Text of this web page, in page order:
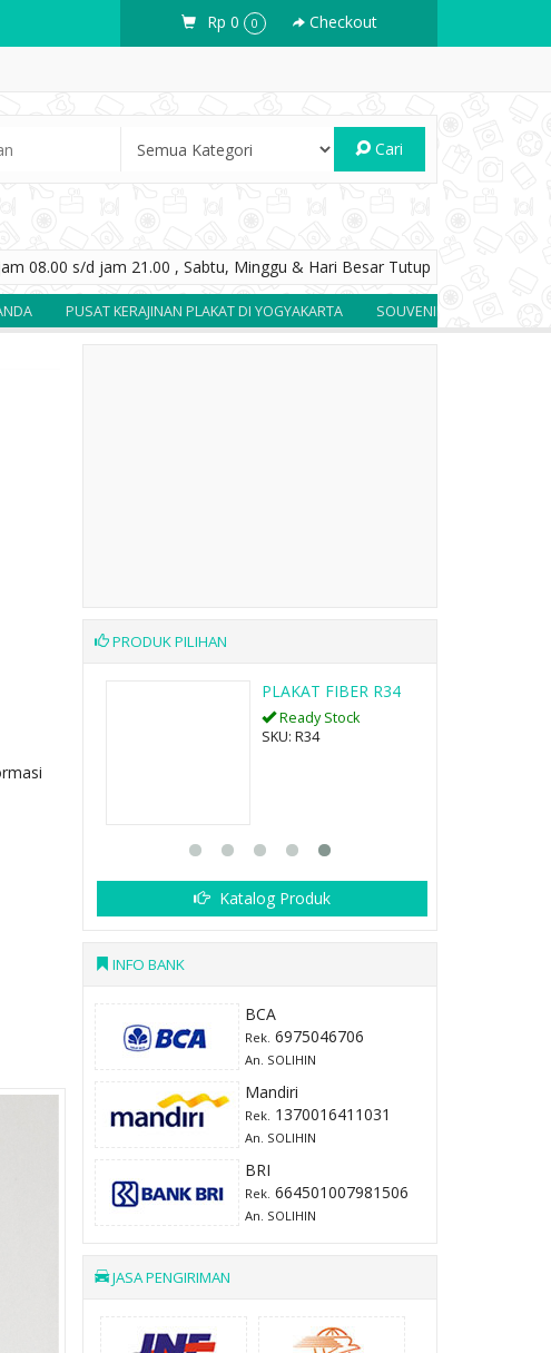
Rp 0 0 Checkout
Cari
08.00 s/d jam 21.00 , Sabtu, Minggu & Hari Besar Tutup
KERAJINAN PLAKAT DI YOGYAKARTA SOUVENIR BERKUALITAS DAN
PRODUK PILIHAN
PLAKAT FIBER R34
Ready Stock
SKU: R34
Katalog Produk
INFO BANK
BCA
Rek. 6975046706
An. SOLIHIN
Mandiri
Rek. 1370016411031
An. SOLIHIN
BRI
Rek. 664501007981506
An. SOLIHIN
JASA PENGIRIMAN